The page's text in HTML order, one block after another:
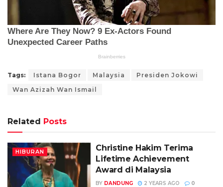
Tags: Istana Bogor Malaysia
Presiden Jokowi
Wan Azizah Wan Ismail
Related Posts
HIBURAN
Christine Hakim Terima
Lifetime Achievement
Award di Malaysia
BY DANDUNG 2 YEARS AGO 0